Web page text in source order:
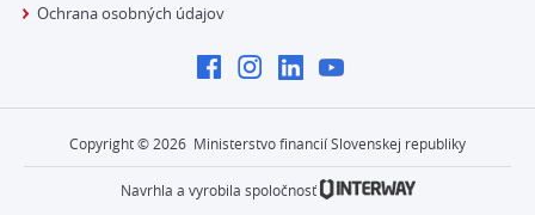
Ochrana osobných údajov
Copyright © 2026 Ministerstvo financií Slovenskej republiky
Navrhla a vyrobila spoločnosť